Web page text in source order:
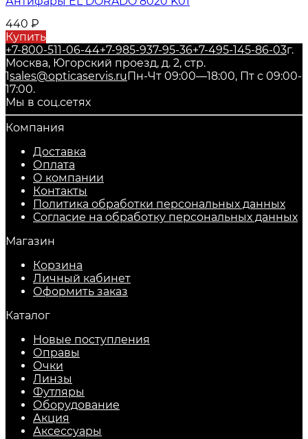
440 ₽
Купить
+7-800-511-06-44+7-985-937-95-36+7-495-145-86-03г.
Москва, Югорский проезд, д. 2, стр.
1sales@opticaservis.ruПн-Чт 09:00—18:00, Пт с 09:00-
17:00.
Мы в соц.сетях
Компания
Доставка
Оплата
О компании
Контакты
Политика обработки персональных данных
Согласие на обработку персональных данных
Магазин
Корзина
Личный кабинет
Оформить заказ
Каталог
Новые поступления
Оправы
Очки
Линзы
Футляры
Оборудование
Акция
Аксессуары